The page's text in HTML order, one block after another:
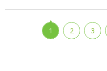
1 2 3